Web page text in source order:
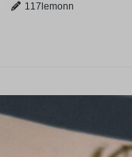
117lemonn